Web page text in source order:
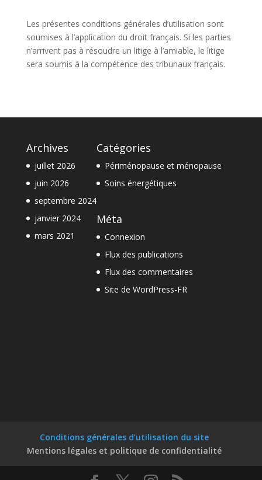
Les présentes conditions générales d’utilisation sont
soumises à l’application du droit français. Si les parties
n’arrivent pas à résoudre un litige à l’amiable, le litige
sera soumis à la compétence des tribunaux français.
Archives
juillet 2026
juin 2026
septembre 2024
janvier 2024
mars 2021
Catégories
Périménopause et ménopause
Soins énergétiques
Méta
Connexion
Flux des publications
Flux des commentaires
Site de WordPress-FR
Conditions générales d’utilisation du site
Mentions légales et politique de confidentialité